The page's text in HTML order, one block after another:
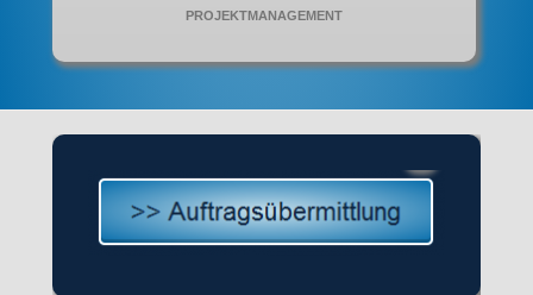
PROJEKTMANAGEMENT